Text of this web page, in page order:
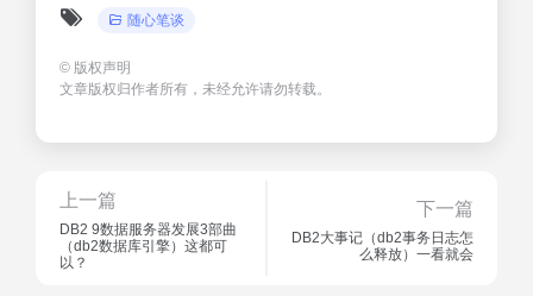
随心笔谈
© 版权声明
文章版权归作者所有，未经允许请勿转载。
上一篇
DB2 9数据服务器发展3部曲
（db2数据库引擎）这都可
以？
下一篇
DB2大事记（db2事务日志怎
么释放）一看就会